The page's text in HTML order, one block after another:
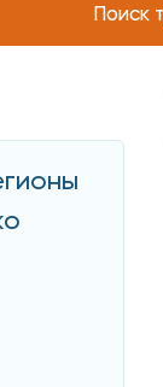
Поиск